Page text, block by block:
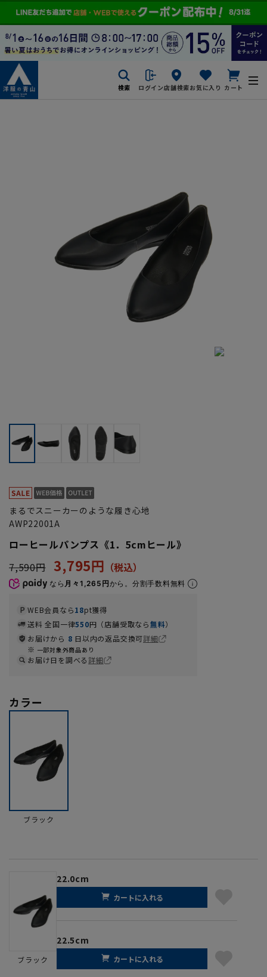
検索 ログイン店舗検索お気に入り カート
まるでスニーカーのような履き心地
AWP22001A
ローヒールパンプス《1．5cmヒール》
7,590円 3,795円
なら 月々1,265円から。分割手数料無料
WEB会員なら18pt獲得
送料 全国一律550円（店舗受取なら無料）
お届けから 8 日以内の返品交換可詳細
一部対象外商品あり
お届け日を調べる詳細
カラー
ブラック
ブラック
22.0cm
カートに入れる
22.5cm
カートに入れる